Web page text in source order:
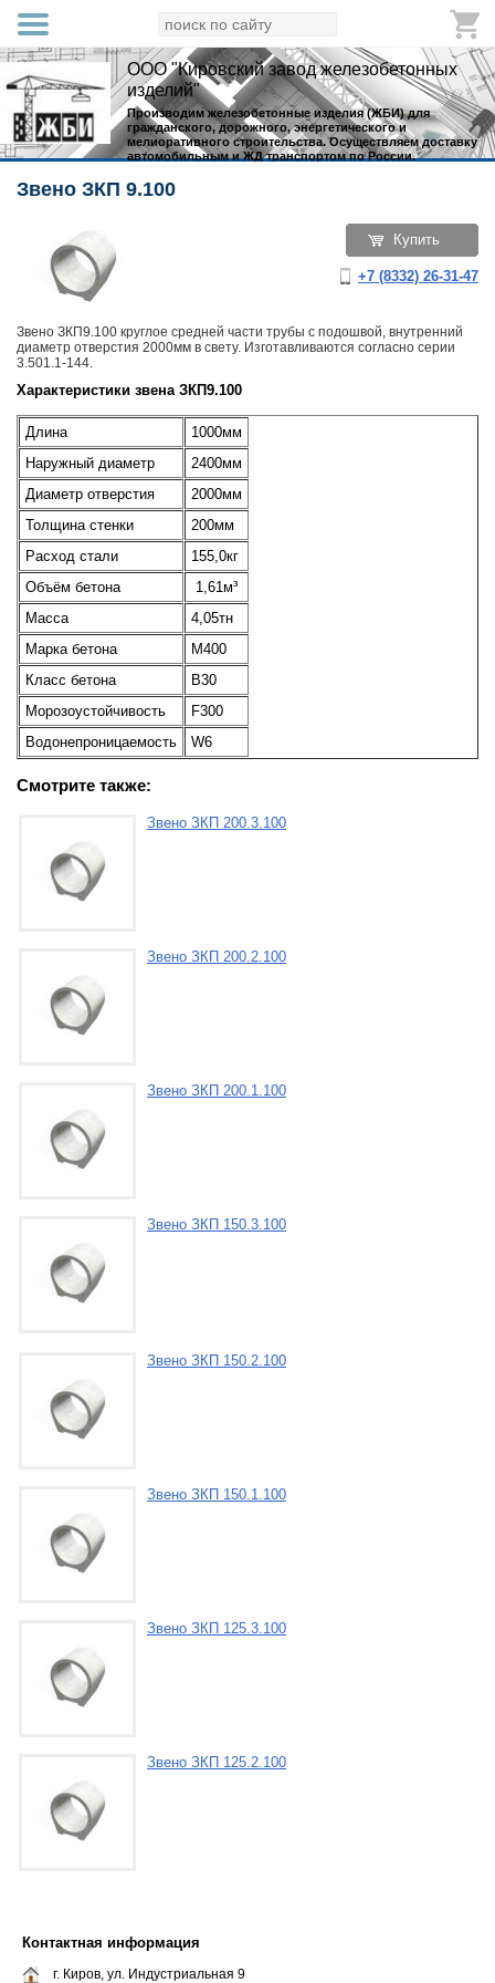
ООО "Кировский завод железобетонных
изделий"
Производим железобетонные изделия (ЖБИ) для
гражданского, дорожного, энергетического и
мелиоративного строительства. Осуществляем доставку
автомобильным и ЖД транспортом по России.
Звено ЗКП 9.100
Купить
+7 (8332) 26-31-47
Звено ЗКП9.100 круглое средней части трубы с подошвой, внутренний
диаметр отверстия 2000мм в свету. Изготавливаются согласно серии
3.501.1-144.
Характеристики звена ЗКП9.100
Длина
1000мм
Наружный диаметр
2400мм
Диаметр отверстия
2000мм
Толщина стенки
200мм
Расход стали
155,0кг
Объём бетона
1,61м³
Масса
4,05тн
Марка бетона
М400
Класс бетона
В30
Морозоустойчивость
F300
Водонепроницаемость
W6
Смотрите также:
Звено ЗКП 200.3.100
Звено ЗКП 200.2.100
Звено ЗКП 200.1.100
Звено ЗКП 150.3.100
Звено ЗКП 150.2.100
Звено ЗКП 150.1.100
Звено ЗКП 125.3.100
Звено ЗКП 125.2.100
Контактная информация
г. Киров, ул. Индустриальная 9